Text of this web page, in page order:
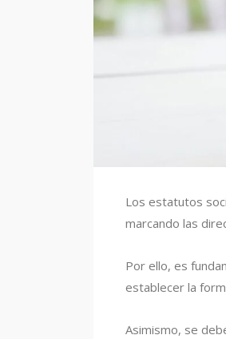
Los estatutos
marcando las
Por ello, es
establecer la
Asimismo, se